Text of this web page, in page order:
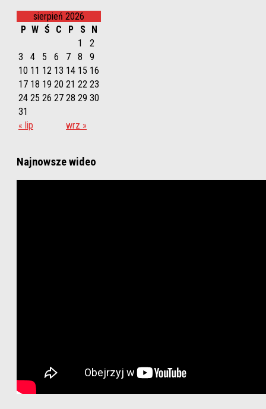
sierpień 2026
P W Ś C P S
N
1
2
3
4 5 6 7 8
9
10 11 12 13 14 15 16
17 18 19 20 21 22 23
24 25 26 27 28 29 30
31
« lip
wrz »
Najnowsze wideo